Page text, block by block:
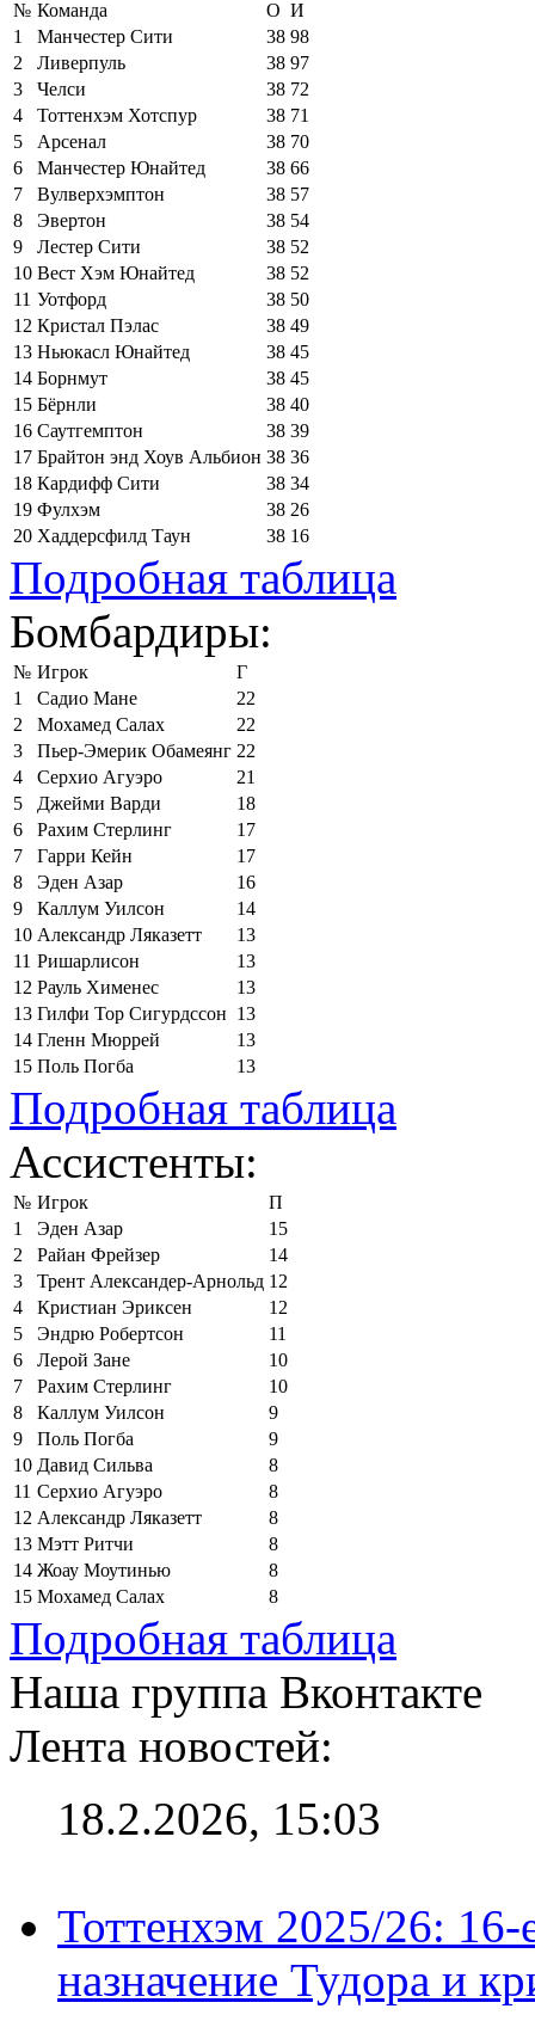
№ Команда О И
1
Манчестер Сити 38 98
2
Ливерпуль 38 97
3
Челси 38 72
4
Тоттенхэм Хотспур 38 71
5
Арсенал 38 70
6
Манчестер Юнайтед 38 66
7
Вулверхэмптон 38 57
8
Эвертон 38 54
9
Лестер Сити 38 52
10 Вест Хэм Юнайтед 38 52
11 Уотфорд 38 50
12 Кристал Пэлас 38 49
13 Ньюкасл Юнайтед 38 45
14 Борнмут 38 45
15 Бёрнли 38 40
16 Саутгемптон 38 39
17 Брайтон энд Хоув Альбион 38 36
18 Кардифф Сити 38 34
19 Фулхэм 38 26
20 Хаддерсфилд Таун 38 16
Подробная таблица
Бомбардиры:
№ Игрок
Г
1
Садио Мане
22
2
Мохамед Салах
22
3
Пьер-Эмерик Обамеянг 22
4
Серхио Агуэро
21
5
Джейми Варди
18
6
Рахим Стерлинг
17
7
Гарри Кейн
17
8
Эден Азар
16
9
Каллум Уилсон
14
10 Александр Ляказетт
13
11 Ришарлисон
13
12 Рауль Хименес
13
13 Гилфи Тор Сигурдссон 13
14 Гленн Мюррей
13
15 Поль Погба 13
Подробная таблица
Ассистенты:
№ Игрок
П
1
Эден Азар
15
2
Райан Фрейзер
14
3
Трент Александер-Арнольд 12
4
Кристиан Эриксен
12
5
Эндрю Робертсон
11
6
Лерой Зане
10
7
Рахим Стерлинг
10
8
Каллум Уилсон
9
9
Поль Погба
9
10 Давид Сильва
8
11 Серхио Агуэро
8
12 Александр Ляказетт
8
13 Мэтт Ритчи
8
14 Жоау Моутинью
8
15 Мохамед Салах 8
Подробная таблица
Наша группа Вконтакте
Лента новостей:
18.2.2026, 15:03
Тоттенхэм 2025/26:
назначение Тудора и